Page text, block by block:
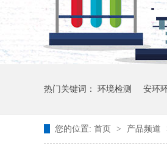
热门关键词： 环境检测 安环
您的位置: 首页 > 产品频道